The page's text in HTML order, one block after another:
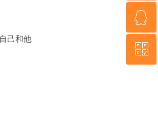
己和他
ꁗ
QQ客服
ꀥ